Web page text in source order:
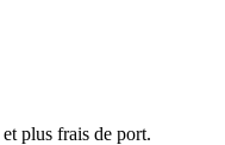
plus frais de port.